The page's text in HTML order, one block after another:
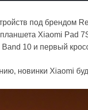
под брендом
Xiaomi Pad
Band 10 и первый
новинки Xiaomi